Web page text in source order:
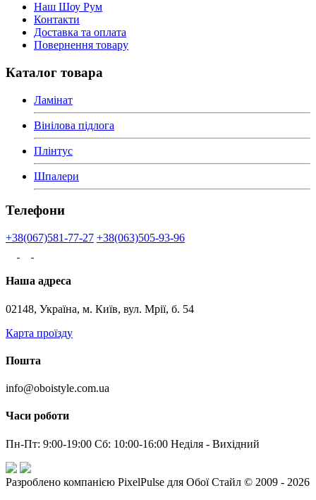
Наш Шоу Рум
Контакти
Доставка та оплата
Повернення товару
Каталог товара
Ламінат
Вінілова підлога
Плінтус
Шпалери
Телефони
+38(067)581-77-27 +38(063)505-93-96
Наша адреса
02148, Україна, м. Київ, вул. Мрії, б. 54
Карта проїзду
Пошта
info@oboistyle.com.ua
Часи роботи
Пн-Пт: 9:00-19:00 Сб: 10:00-16:00 Неділя - Вихідний
Разроблено компанією PixelPulse для Обої Стайл © 2009 - 2026